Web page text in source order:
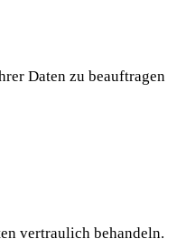
Daten zu beauftragen
vertraulich behandeln.